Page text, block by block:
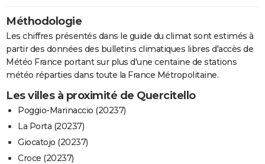
Méthodologie
Les chiffres présentés dans le guide du climat sont estimés à
partir des données des bulletins climatiques libres d'accès de
Météo France portant sur plus d'une centaine de stations
météo réparties dans toute la France Métropolitaine.
Les villes à proximité de Quercitello
Poggio-Marinaccio (20237)
La Porta (20237)
Giocatojo (20237)
Croce (20237)